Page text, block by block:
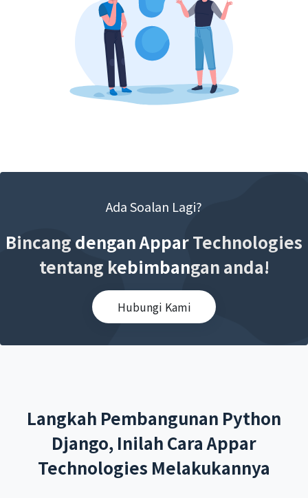
Ada Soalan Lagi?
Bincang dengan Appar Technologies
tentang kebimbangan anda!
Hubungi Kami
Langkah Pembangunan Python
Django, Inilah Cara Appar
Technologies Melakukannya